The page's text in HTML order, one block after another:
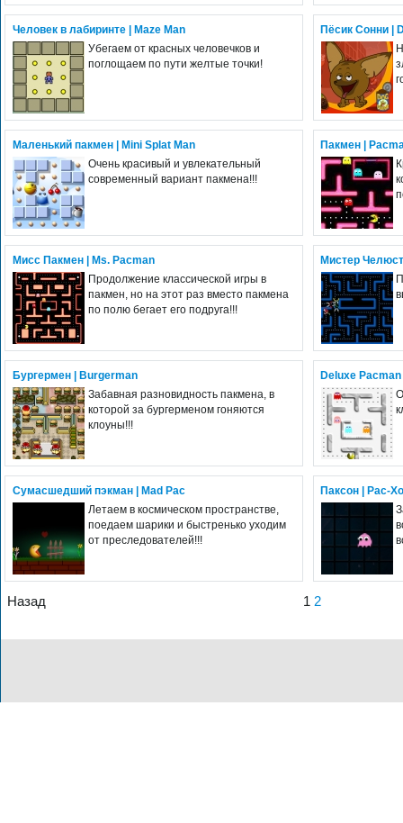
Человек в лабиринте | Maze Man
Убегаем от красных человечков и
поглощаем по пути желтые точки!
Пёсик Сонни |
Маленький пакмен | Mini Splat Man
Очень красивый и увлекательный
современный вариант пакмена!!!
Пакмен |
Мисс Пакмен | Ms. Pacman
Продолжение классической игры в
пакмен, но на этот раз вместо пакмена
по полю бегает его подруга!!!
Мистер
Бургермен | Burgerman
Забавная разновидность пакмена, в
которой за бургерменом гоняются
клоуны!!!
Deluxe Pacman
Сумасшедший пэкман | Mad Pac
Летаем в космическом пространстве,
поедаем шарики и быстренько уходим
от преследователей!!!
Паксон | Pac-
Назад 1 2